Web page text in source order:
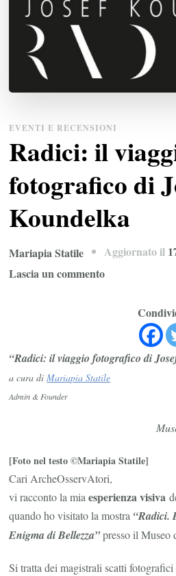
EVENTI E RECENSIONI
Radici: il
fotografico di
Koundelka
Mariapia Statile Aggiornato il
Lascia un commentosu
fotografico
di
Josef
“Radici: il viaggio fotografico di
a cura di Mariapia Statile
Admin & Founder
[Foto nel testo ©Mariapia Statile]
Cari ArcheOsservAtori,
vi racconto la miaesperienza visiva
quando ho visitato la mostra “Radici.
Enigma di Bellezza” presso il Museo
Si tratta dei magistrali scatti